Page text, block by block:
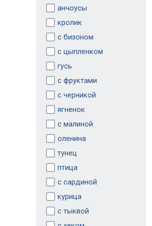
анчоусы
кролик
с бизоном
с цыпленком
гусь
с фруктами
с черникой
ягненок
с малиной
оленина
тунец
птица
с сардиной
курица
с тыквой